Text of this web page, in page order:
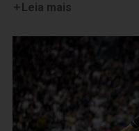
Leia mais